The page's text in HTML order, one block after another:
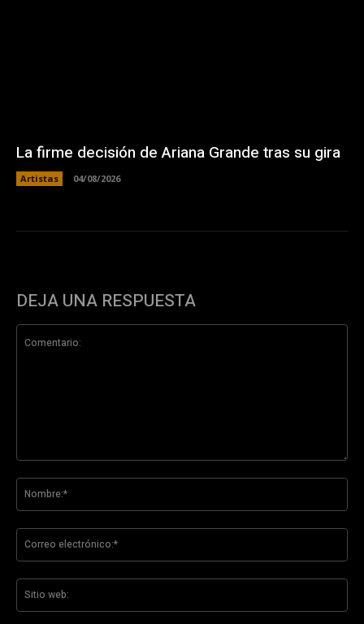
La firme decisión de Ariana Grande tras su gira
Artistas 04/08/2026
DEJA UNA RESPUESTA